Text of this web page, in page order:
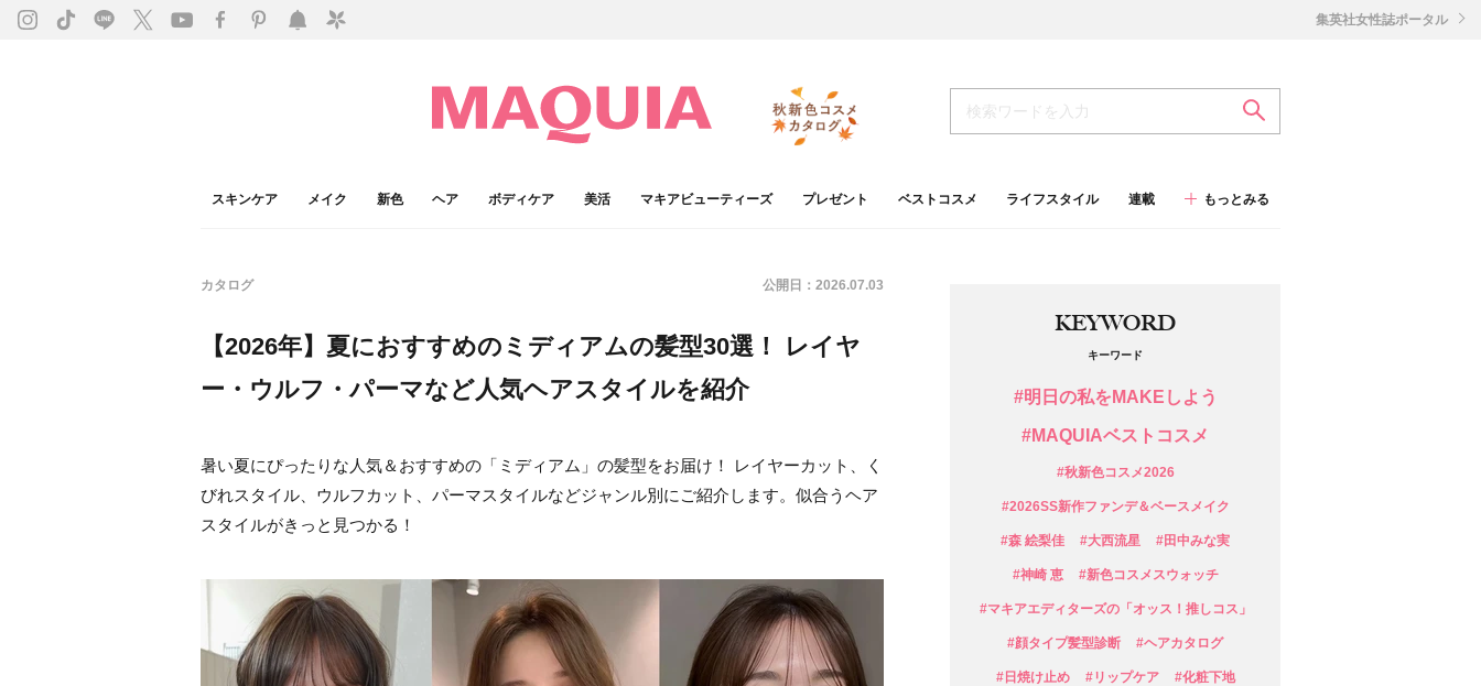
スキンケア メイク 新色 ヘア ボディケア 美活 マキアビューティーズ プレゼント ベストコスメ ライフスタイル 連載 もっとみる
集英社女性誌ポータル
カタログ 公開日： 2026.07.03
【2026年】夏におすすめのミディアムの髪型30選！ レイヤ
ー・ウルフ・パーマなど人気ヘアスタイルを紹介
暑い夏にぴったりな人気＆おすすめの「ミディアム」の髪型をお届け！ レイヤーカット、く
びれスタイル、ウルフカット、パーマスタイルなどジャンル別にご紹介します。似合うヘア
スタイルがきっと見つかる！
KEYWORD
キーワード
#明日の私をMAKEしよう
#MAQUIAベストコスメ
#秋新色コスメ2026
#2026SS新作ファンデ＆ベースメイク
#森 絵梨佳 #大西流星 #田中みな実
#神崎 恵 #新色コスメスウォッチ
#マキアエディターズの「オッス！推しコス」
#顔タイプ髪型診断 #ヘアカタログ
#日焼け止め #リップケア #化粧下地